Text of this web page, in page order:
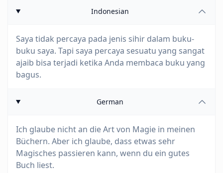
Indonesian
Saya tidak percaya pada jenis sihir dalam buku-
buku saya. Tapi saya percaya sesuatu yang sangat
ajaib bisa terjadi ketika Anda membaca buku yang
bagus.
German
Ich glaube nicht an die Art von Magie in meinen
Büchern. Aber ich glaube, dass etwas sehr
Magisches passieren kann, wenn du ein gutes
Buch liest.